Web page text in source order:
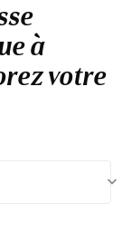
à
votre
keyboard_arrow_down